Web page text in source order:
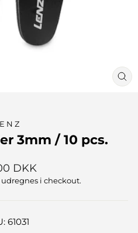
3mm / 10 pcs.
DKK
i checkout.
61031